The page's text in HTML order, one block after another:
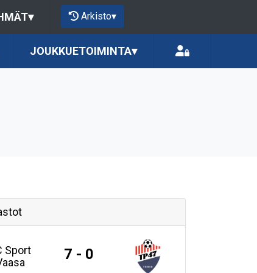
▾ Arkisto▾
JOUKKUETOIMINTA▾
Sport
7 - 0